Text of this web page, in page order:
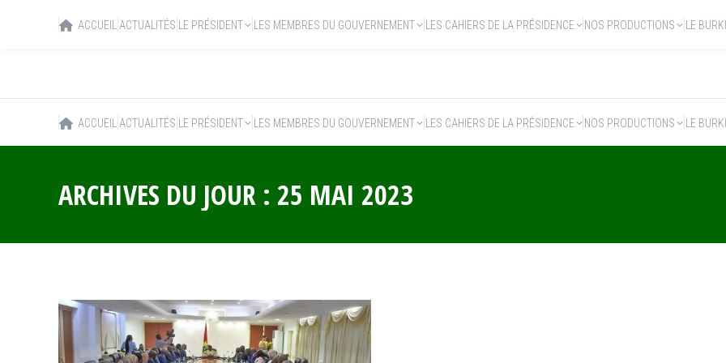
ACCUEIL ACTUALITÉS LE PRÉSIDENT LES MEMBRES DU GOUVERNEMENT LES CAHIERS DE LA PRÉSIDENCE NOS PRODUCTIONS LE
ARCHIVES DU JOUR : 25 MAI 2023
ACCUEIL ACTUALITÉS LE PRÉSIDENT LES MEMBRES DU GOUVERNEMENT LES CAHIERS DE LA PRÉSIDENCE NOS PRODUCTIONS LE